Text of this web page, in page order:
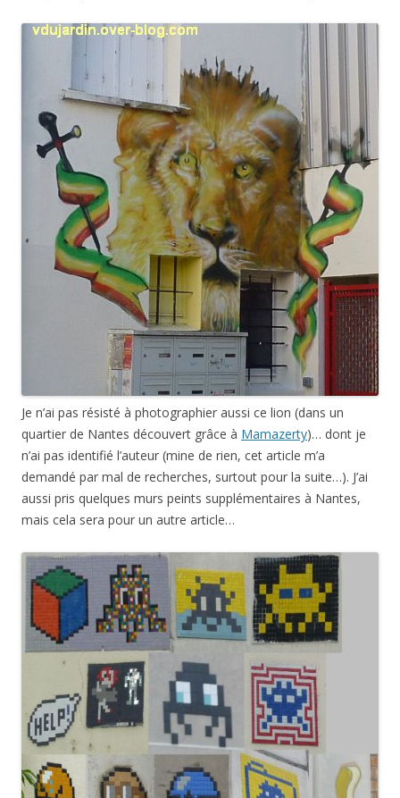
Je n’ai pas résisté à photographier aussi ce lion (dans un
quartier de Nantes découvert grâce à Mamazerty)… dont je
n’ai pas identifié l’auteur (mine de rien, cet article m’a
demandé par mal de recherches, surtout pour la suite…). J’ai
aussi pris quelques murs peints supplémentaires à Nantes,
mais cela sera pour un autre article…